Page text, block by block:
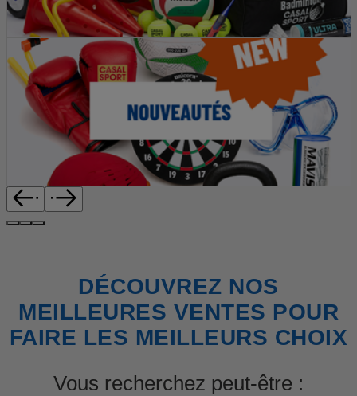
DÉCOUVREZ NOS
MEILLEURES VENTES POUR
FAIRE LES MEILLEURS CHOIX
Vous recherchez peut-être :